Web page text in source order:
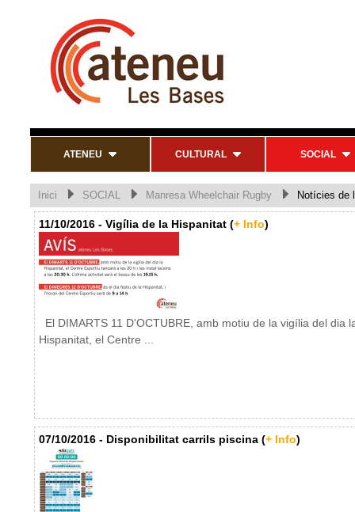
ATENEU CULTURAL SOCIAL
Inici SOCIAL Manresa Wheelchair Rugby Notícies de
11/10/2016 - Vigília de la Hispanitat (+ Info)
El DIMARTS 11 D'OCTUBRE, amb motiu de la vigília del dia
Hispanitat, el Centre ...
07/10/2016 - Disponibilitat carrils piscina (+ Info)